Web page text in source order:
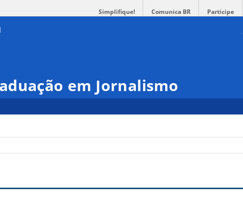
Simplifique! Comunica BR Participe
em Jornalismo